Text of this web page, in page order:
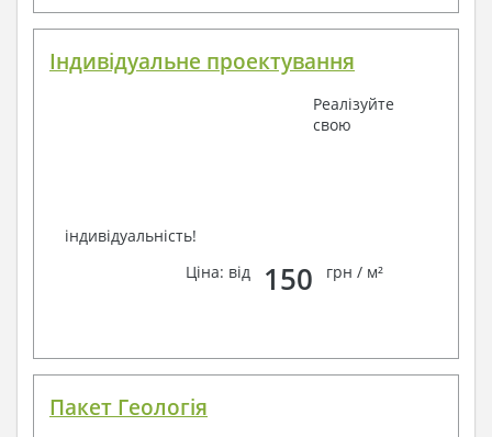
Індивідуальне проектування
Реалізуйте
свою
індивідуальність!
Ціна: від
150 грн / м²
Пакет Геологія